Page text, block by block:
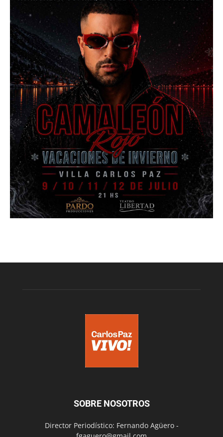
SOBRE NOSOTROS
Director Periodístico: Fernando Agüero -